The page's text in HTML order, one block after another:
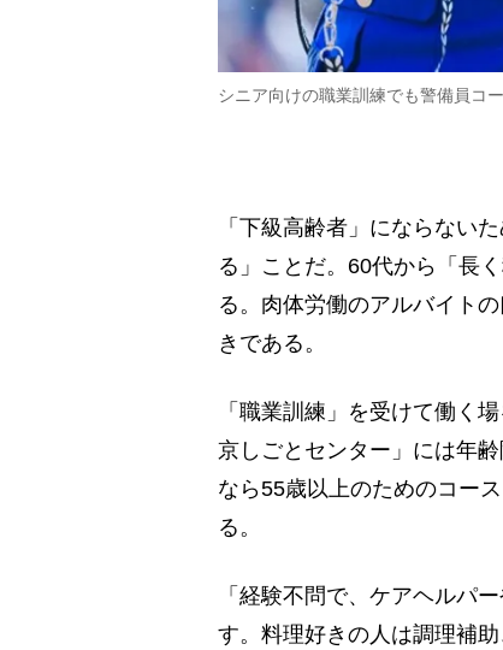
シニア向けの職業訓練でも警備員コ
「下級高齢者」にならない
る」ことだ。60代から「長
る。肉体労働のアルバイト
きである。
「職業訓練」を受けて働く
京しごとセンター」には年
なら55歳以上のためのコー
る。
「経験不問で、ケアヘルパ
す。料理好きの人は調理補